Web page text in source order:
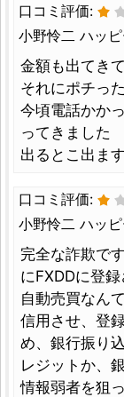
口コミ評価:
小野怜二 ハッ
金額も出てき
それにポチっ
今頃電話かか
ってきました
出るとこ出ま
口コミ評価:
小野怜二 ハッ
完全な詐欺で
にFXDDに登
自動売買なん
信用させ、登
め、銀行振り
レジットか、
情報弱者を狙